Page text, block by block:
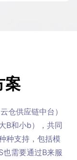
案
仓供应链中台）
B和小b），共同
种支持，包括模
需要通过B来服